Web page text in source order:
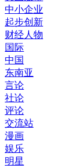
中小企业
起步创新
财经人物
国际
中国
东南亚
言论
社论
评论
交流站
漫画
娱乐
明星